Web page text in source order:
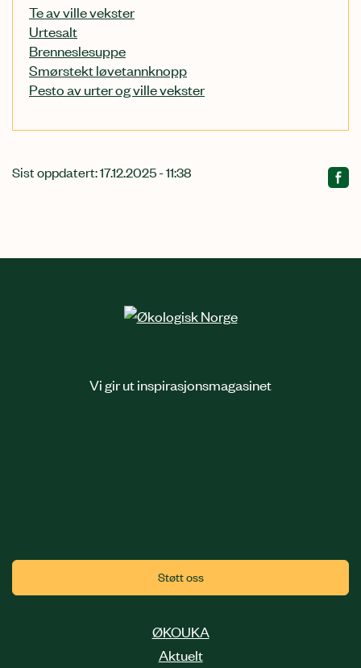
Te av ville vekster
Urtesalt
Brenneslesuppe
Smørstekt løvetannknopp
Pesto av urter og ville vekster
Sist oppdatert: 17.12.2025 - 11:38
Vi gir ut inspirasjonsmagasinet
Støtt oss
ØKOUKA
Aktuelt